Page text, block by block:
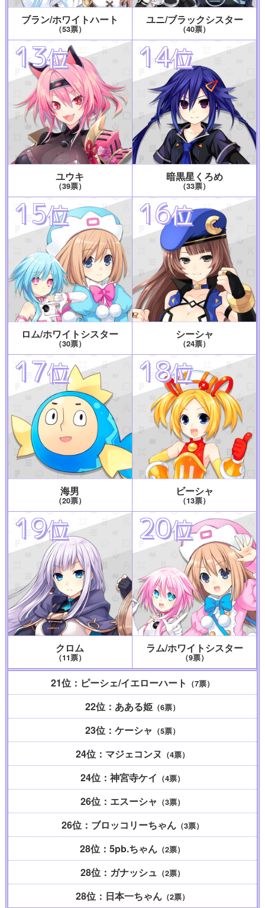
ブラン/ホワイトハート
（53票）
ユニ/ブラックシスター
（40票）
13位
ユウキ
（39票）
14位
暗黒星くろめ
（33票）
15位
ロム/ホワイトシスター
（30票）
16位
シーシャ
（24票）
17位
海男
（20票）
18位
ビーシャ
（13票）
19位
クロム
（11票）
20位
ラム/ホワイトシスター
（9票）
21位：ピーシェ/イエローハート （7票）
22位：あある姫（6票）
23位：ケーシャ （5票）
24位：マジェコンヌ （4票）
24位：神宮寺ケイ （4票）
26位：エスーシャ （3票）
26位：ブロッコリーちゃん（3票）
28位：5pb.ちゃん （2票）
28位：ガナッシュ （2票）
28位：日本一ちゃん（2票）